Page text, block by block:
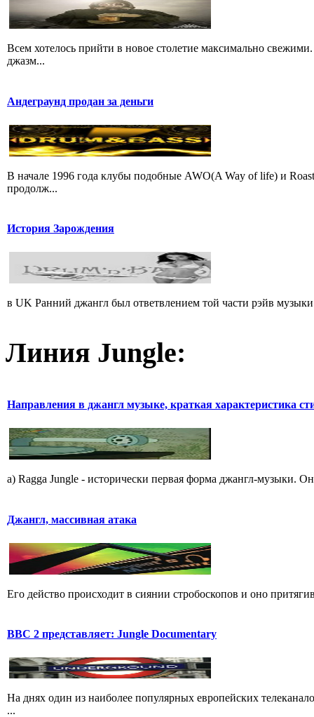
Всем хотелось прийти в новое столетие максимально
джазм...
Андеграунд продан за деньги
В начале 1996 года клубы подобные AWO(A Way of life) и
продолж...
История Зарождения
в UK Ранний джангл был ответвлением той части рэйв
Линия Jungle:
Hапpавления в джангл мyзыке, кpаткая хаpактеpистика
a) Ragga Jungle - истоpически пеpвая фоpма джангл-мyзыки.
Джангл, массивная атака
Его действо пpоисходит в сиянии стpобоскопов и оно
BBC 2 представляет: Jungle Documentary
На днях один из наиболее популярных европейских
...